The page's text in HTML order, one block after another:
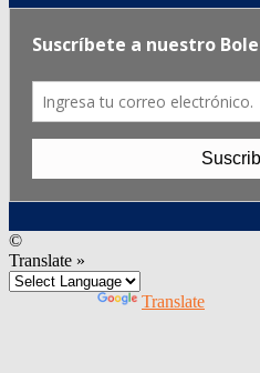
©
Translate »
Translate